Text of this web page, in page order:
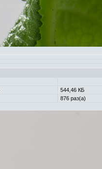
544,46 КБ
876 раз(а)